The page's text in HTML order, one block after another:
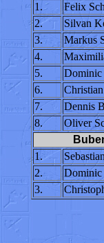
1.
Felix
2.
Silvan
3.
Markus
4.
5.
Dominic
6.
7.
Dennis
8.
Oliver
1.
2.
Dominic
3.